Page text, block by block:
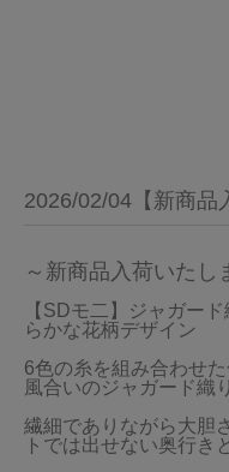
2026/02/04【新商品
～新商品入荷いたし
【SDモ二】ジャガー
らかな花柄デザイン
6色の糸を組み合わせ
風合いのジャガード織
繊細でありながら大胆
トでは出せない奥行き